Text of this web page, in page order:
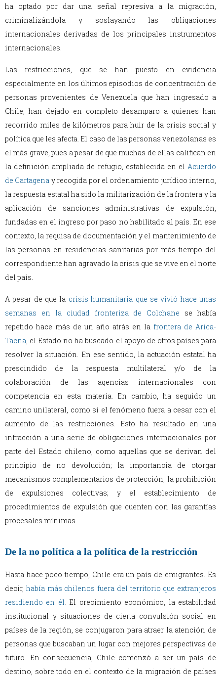
ha optado por dar una señal represiva a la migración,
criminalizándola y soslayando las obligaciones
internacionales derivadas de los principales instrumentos
internacionales.
Las restricciones, que se han puesto en evidencia
especialmente en los últimos episodios de concentración de
personas provenientes de Venezuela que han ingresado a
Chile, han dejado en completo desamparo a quienes han
recorrido miles de kilómetros para huir de la crisis social y
política que les afecta. El caso de las personas venezolanas es
el más grave, pues a pesar de que muchas de ellas califican en
la definición ampliada de refugio, establecida en el Acuerdo
de Cartagena y recogida por el ordenamiento jurídico interno,
la respuesta estatal ha sido la militarización de la frontera y la
aplicación de sanciones administrativas de expulsión,
fundadas en el ingreso por paso no habilitado al país. En ese
contexto, la requisa de documentación y el mantenimiento de
las personas en residencias sanitarias por más tiempo del
correspondiente han agravado la crisis que se vive en el norte
del país.
A pesar de que la crisis humanitaria que se vivió hace unas
semanas en la ciudad fronteriza de Colchane
se había
repetido hace más de un año atrás en la frontera de Arica-
Tacna, el Estado no ha buscado el apoyo de otros países para
resolver la situación. En ese sentido, la actuación estatal ha
prescindido de la respuesta multilateral y/o de la
colaboración de las agencias internacionales con
competencia en esta materia. En cambio, ha seguido un
camino unilateral, como si el fenómeno fuera a cesar con el
aumento de las restricciones. Esto ha resultado en una
infracción a una serie de obligaciones internacionales por
parte del Estado chileno, como aquellas que se derivan del
principio de no devolución; la importancia de otorgar
mecanismos complementarios de protección; la prohibición
de expulsiones colectivas; y el establecimiento de
procedimientos de expulsión que cuenten con las garantías
procesales mínimas.
De la no política a la política de la restricción
Hasta hace poco tiempo, Chile era un país de emigrantes. Es
decir, había más chilenos fuera del territorio que extranjeros
residiendo en él. El crecimiento económico, la estabilidad
institucional y situaciones de cierta convulsión social en
países de la región, se conjugaron para atraer la atención de
personas que buscaban un lugar con mejores perspectivas de
futuro. En consecuencia, Chile comenzó a ser un país de
destino, sobre todo en el contexto de la migración de países